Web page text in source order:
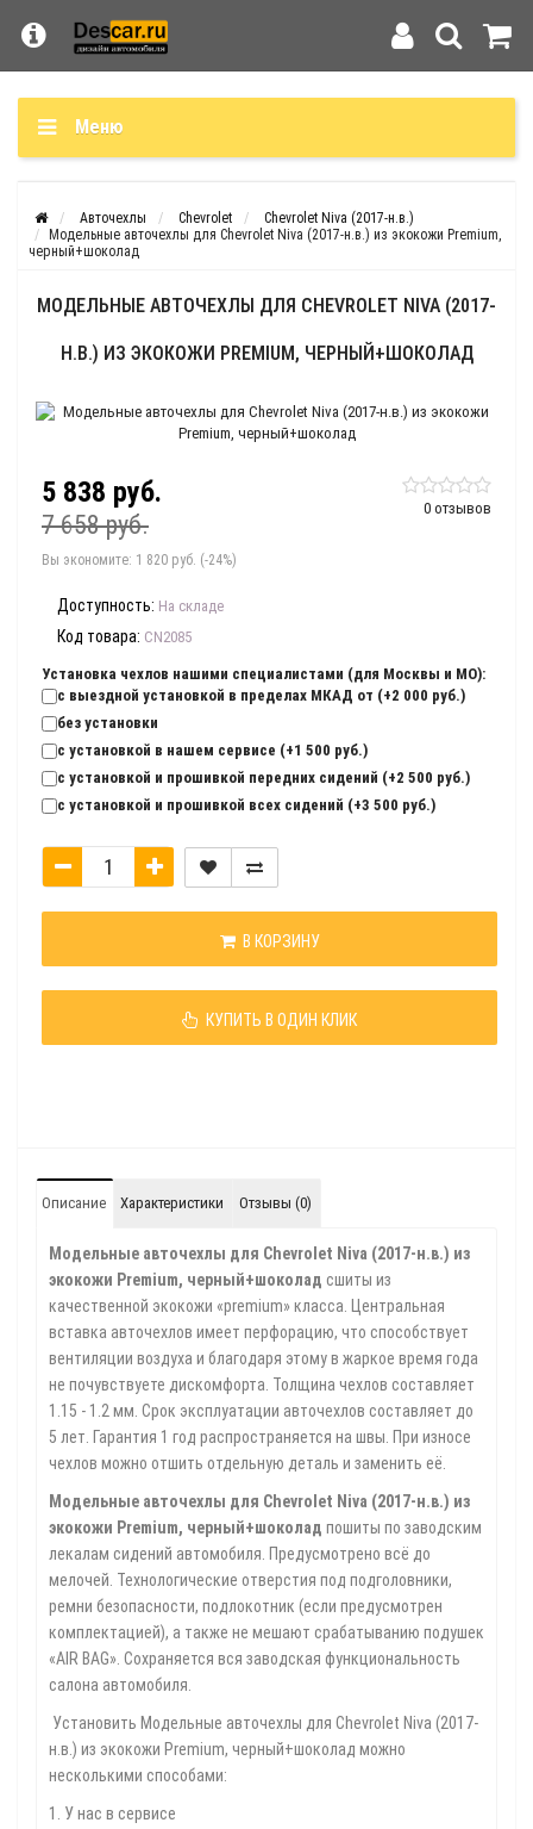
Меню
Авточехлы Chevrolet
Chevrolet Niva (2017-н.в.)
Модельные авточехлы для Chevrolet Niva (2017-н.в.) из экокожи Premium,
черный+шоколад
МОДЕЛЬНЫЕ АВТОЧЕХЛЫ ДЛЯ CHEVROLET NIVA (2017-
Н.В.) ИЗ ЭКОКОЖИ PREMIUM, ЧЕРНЫЙ+ШОКОЛАД
0 отзывов
5 838 руб.
7 658 руб.
Вы экономите: 1 820 руб. (-24%)
Доступность: На складе
Код товара: CN2085
Установка чехлов нашими специалистами (для Москвы и МО):
с выездной установкой в пределах МКАД от (+2 000 руб.)
без установки
с установкой в нашем сервисе (+1 500 руб.)
с установкой и прошивкой передних сидений (+2 500 руб.)
с установкой и прошивкой всех сидений (+3 500 руб.)
В КОРЗИНУ
КУПИТЬ В ОДИН КЛИК
Описание Характеристики Отзывы (0)
Модельные авточехлы для Chevrolet Niva (2017-н.в.) из
экокожи Premium, черный+шоколад сшиты из
качественной экокожи «premium» класса. Центральная
вставка авточехлов имеет перфорацию, что способствует
вентиляции воздуха и благодаря этому в жаркое время года
не почувствуете дискомфорта. Толщина чехлов составляет
1.15 - 1.2 мм. Срок эксплуатации авточехлов составляет до
5 лет. Гарантия 1 год распространяется на швы. При износе
чехлов можно отшить отдельную деталь и заменить её.
Модельные авточехлы для Chevrolet Niva (2017-н.в.) из
экокожи Premium, черный+шоколад пошиты по заводским
лекалам сидений автомобиля. Предусмотрено всё до
мелочей. Технологические отверстия под подголовники,
ремни безопасности, подлокотник (если предусмотрен
комплектацией), а также не мешают срабатыванию подушек
«AIR BAG». Сохраняется вся заводская функциональность
салона автомобиля.
Установить Модельные авточехлы для Chevrolet Niva (2017-
н.в.) из экокожи Premium, черный+шоколад можно
несколькими способами:
1. У нас в сервисе